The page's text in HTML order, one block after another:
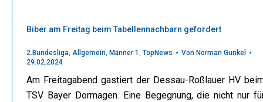
Biber am Freitag beim Tabellennachbarn gefordert
2.Bundesliga, Allgemein, Männer 1 , TopNews Von Norman Gunkel
29.02.2024
Am Freitagabend gastiert der Dessau-Roßlauer HV
TSV Bayer Dormagen. Eine Begegnung, die nicht nur